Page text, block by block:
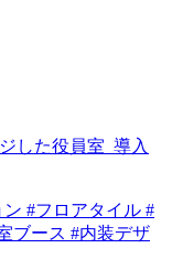
した役員室_導入
#フロアタイル #
ブース #内装デザ